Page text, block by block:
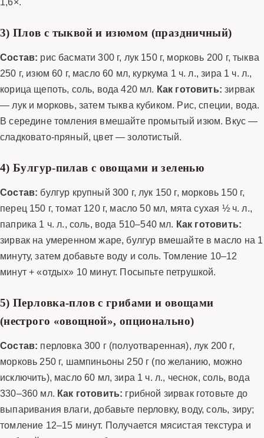
3) Плов с тыквой и изюмом (праздничный)
Состав: рис басмати 300 г, лук 150 г, морковь 200 г, тыква
250 г, изюм 60 г, масло 60 мл, куркума 1 ч. л., зира 1 ч. л.,
корица щепоть, соль, вода 420 мл. Как готовить: зирвак
— лук и морковь, затем тыква кубиком. Рис, специи, вода.
В середине томления вмешайте промытый изюм. Вкус —
сладковато-пряный, цвет — золотистый.
4) Булгур-пилав с овощами и зеленью
Состав: булгур крупный 300 г, лук 150 г, морковь 150 г,
перец 150 г, томат 120 г, масло 50 мл, мята сухая ½ ч. л.,
паприка 1 ч. л., соль, вода 510–540 мл. Как готовить:
зирвак на умеренном жаре, булгур вмешайте в масло на 1
минуту, затем добавьте воду и соль. Томление 10–12
минут + «отдых» 10 минут. Посыпьте петрушкой.
5) Перловка-плов с грибами и овощами
(нестрого «овощной», опционально)
Состав: перловка 300 г (полуотваренная), лук 200 г,
морковь 250 г, шампиньоны 250 г (по желанию, можно
исключить), масло 60 мл, зира 1 ч. л., чеснок, соль, вода
330–360 мл. Как готовить: грибной зирвак готовьте до
выпаривания влаги, добавьте перловку, воду, соль, зиру;
томление 12–15 минут. Получается мясистая текстура и